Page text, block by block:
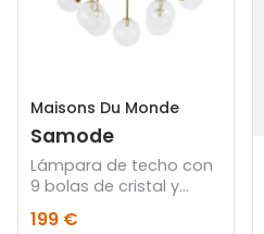
Maisons Du Monde
Samode
Lámpara de techo con
9 bolas de cristal y
metal dorado
199 €